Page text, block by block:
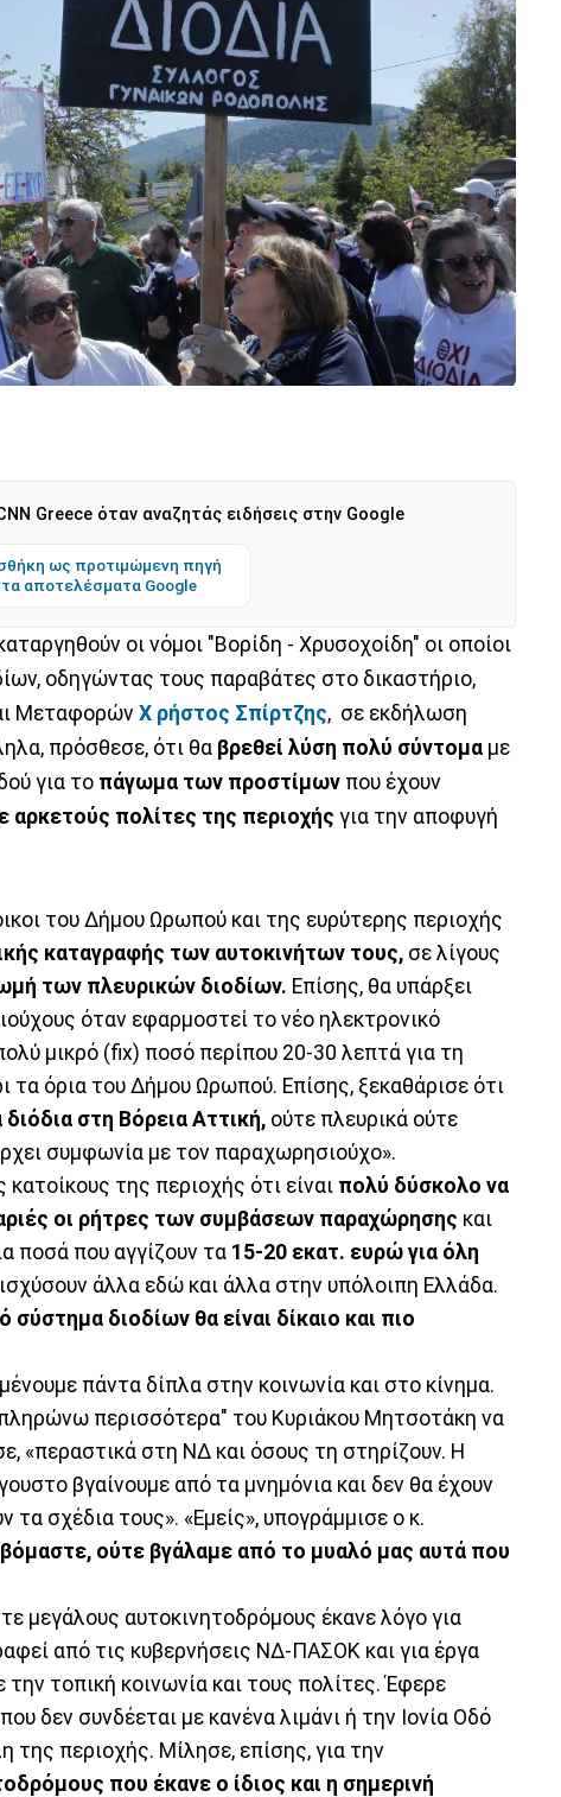
Greece όταν αναζητάς ειδήσεις στην Google
ως προτιμώμενη πηγή
αποτελέσματα Google
οι νόμοι "Βορίδη - Χρυσοχοίδη" οι οποίοι
οδηγώντας τους παραβάτες στο δικαστήριο,
Μεταφορών Χ ρήστος Σπίρτζης, σε εκδήλωση
πρόσθεσε, ότι θα βρεθεί λύση πολύ σύντομα με
για το πάγωμα των προστίμων που έχουν
αρκετούς πολίτες της περιοχής για την αποφυγή
του Δήμου Ωρωπού και της ευρύτερης περιοχής
καταγραφής των αυτοκινήτων τους, σε λίγους
των πλευρικών διοδίων. Επίσης, θα υπάρξει
όταν εφαρμοστεί το νέο ηλεκτρονικό
μικρό (fix) ποσό περίπου 20-30 λεπτά για τη
όρια του Δήμου Ωρωπού. Επίσης, ξεκαθάρισε ότι
στη Βόρεια Αττική, ούτε πλευρικά ούτε
συμφωνία με τον παραχωρησιούχο».
της περιοχής ότι είναι πολύ δύσκολο να
οι ρήτρες των συμβάσεων παραχώρησης και
ποσά που αγγίζουν τα 15-20 εκατ. ευρώ για όλη
άλλα εδώ και άλλα στην υπόλοιπη Ελλάδα.
σύστημα διοδίων θα είναι δίκαιο και πιο
πάντα δίπλα στην κοινωνία και στο κίνημα.
περισσότερα" του Κυριάκου Μητσοτάκη να
«περαστικά στη ΝΔ και όσους τη στηρίζουν. Η
βγαίνουμε από τα μνημόνια και δεν θα έχουν
τα σχέδια τους». «Εμείς», υπογράμμισε ο κ.
ούτε βγάλαμε από το μυαλό μας αυτά που
μεγάλους αυτοκινητοδρόμους έκανε λόγο για
από τις κυβερνήσεις ΝΔ-ΠΑΣΟΚ και για έργα
την τοπική κοινωνία και τους πολίτες. Έφερε
δεν συνδέεται με κανένα λιμάνι ή την Ιονία Οδό
της περιοχής. Μίλησε, επίσης, για την
που έκανε ο ίδιος και η σημερινή